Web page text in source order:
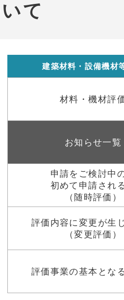
て
建築材料・設備機材
材料・機材評
お知らせ一覧
申請をご検討中
初めて申請され
（随時評価）
評価内容に変更が生
（変更評価）
評価事業の基本とな